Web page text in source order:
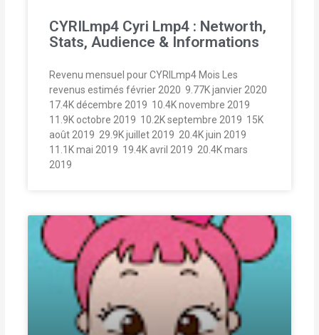
CYRILmp4 Cyri Lmp4 : Networth,
Stats, Audience & Informations
Revenu mensuel pour CYRILmp4 Mois Les
revenus estimés février 2020  9.77K janvier 2020 
17.4K décembre 2019  10.4K novembre 2019 
11.9K octobre 2019  10.2K septembre 2019  15K
août 2019  29.9K juillet 2019  20.4K juin 2019 
11.1K mai 2019  19.4K avril 2019  20.4K mars
2019 